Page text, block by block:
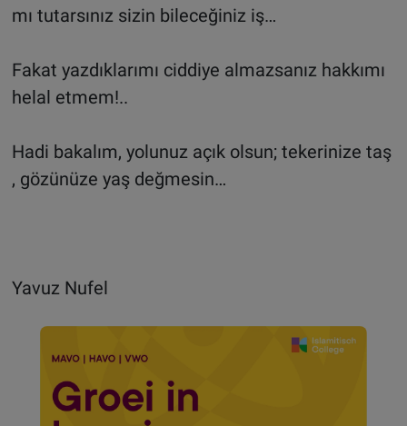
mı tutarsınız sizin bileceğiniz iş…
Fakat yazdıklarımı ciddiye almazsanız hakkımı
helal etmem!..
Hadi bakalım, yolunuz açık olsun; tekerinize taş
, gözünüze yaş değmesin…
Yavuz Nufel